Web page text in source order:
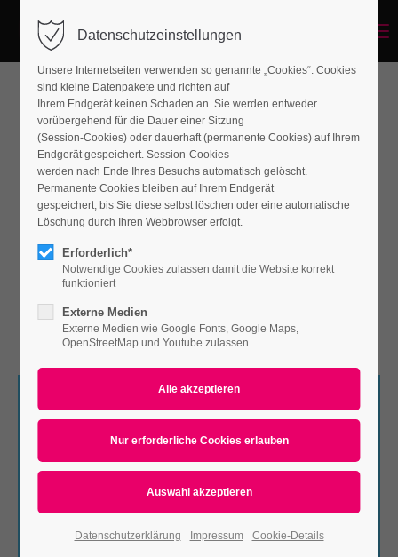
Imagebox
Lorem ipsum dolor sit amet, consectetuer
adipiscing elit. Aenean commodo ligula eget
dolor. Aenean massa.
Responsive
Lorem ipsum dolor sit amet, consectetuer adipiscing
elit. Aenean commodo ligula eget dolor. Aenean massa.
Cum sociis natoque.
Datenschutzeinstellungen
Unsere Internetseiten verwenden so genannte „Cookies“. Cookies
sind kleine Datenpakete und richten auf
Ihrem Endgerät keinen Schaden an. Sie werden entweder
vorübergehend für die Dauer einer Sitzung
(Session-Cookies) oder dauerhaft (permanente Cookies) auf Ihrem
Endgerät gespeichert. Session-Cookies
werden nach Ende Ihres Besuchs automatisch gelöscht.
Permanente Cookies bleiben auf Ihrem Endgerät
gespeichert, bis Sie diese selbst löschen oder eine automatische
Löschung durch Ihren Webbrowser erfolgt.
Erforderlich*
Notwendige Cookies zulassen damit die Website korrekt
funktioniert
Externe Medien
Externe Medien wie Google Fonts, Google Maps,
OpenStreetMap und Youtube zulassen
Datenschutzerklärung Impressum Cookie-Details